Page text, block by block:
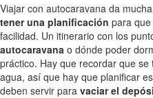
Viajar con autocaravana da
tener una planificación para
facilidad. Un itinerario con los
autocaravana o dónde poder
práctico. Hay que recordar que
agua, así que hay que planificar
deben servir para vaciar el